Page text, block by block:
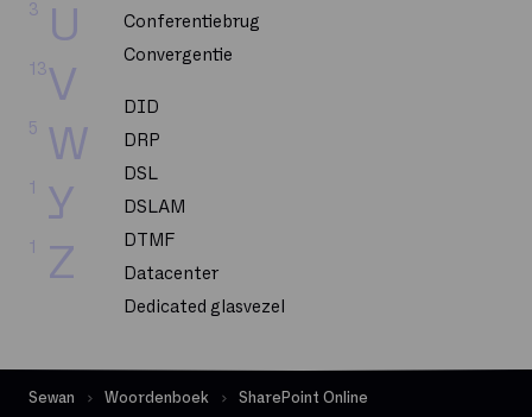
U
3
V
13
W
5
Y
1
Z
1
Conferentiebrug
Convergentie
DID
DRP
DSL
DSLAM
DTMF
Datacenter
Dedicated glasvezel
Delve
Dematerialisatie
Sewan Woordenboek SharePoint Online